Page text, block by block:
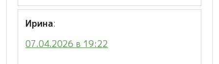
Ирина:
07.04.2026 в 19:22